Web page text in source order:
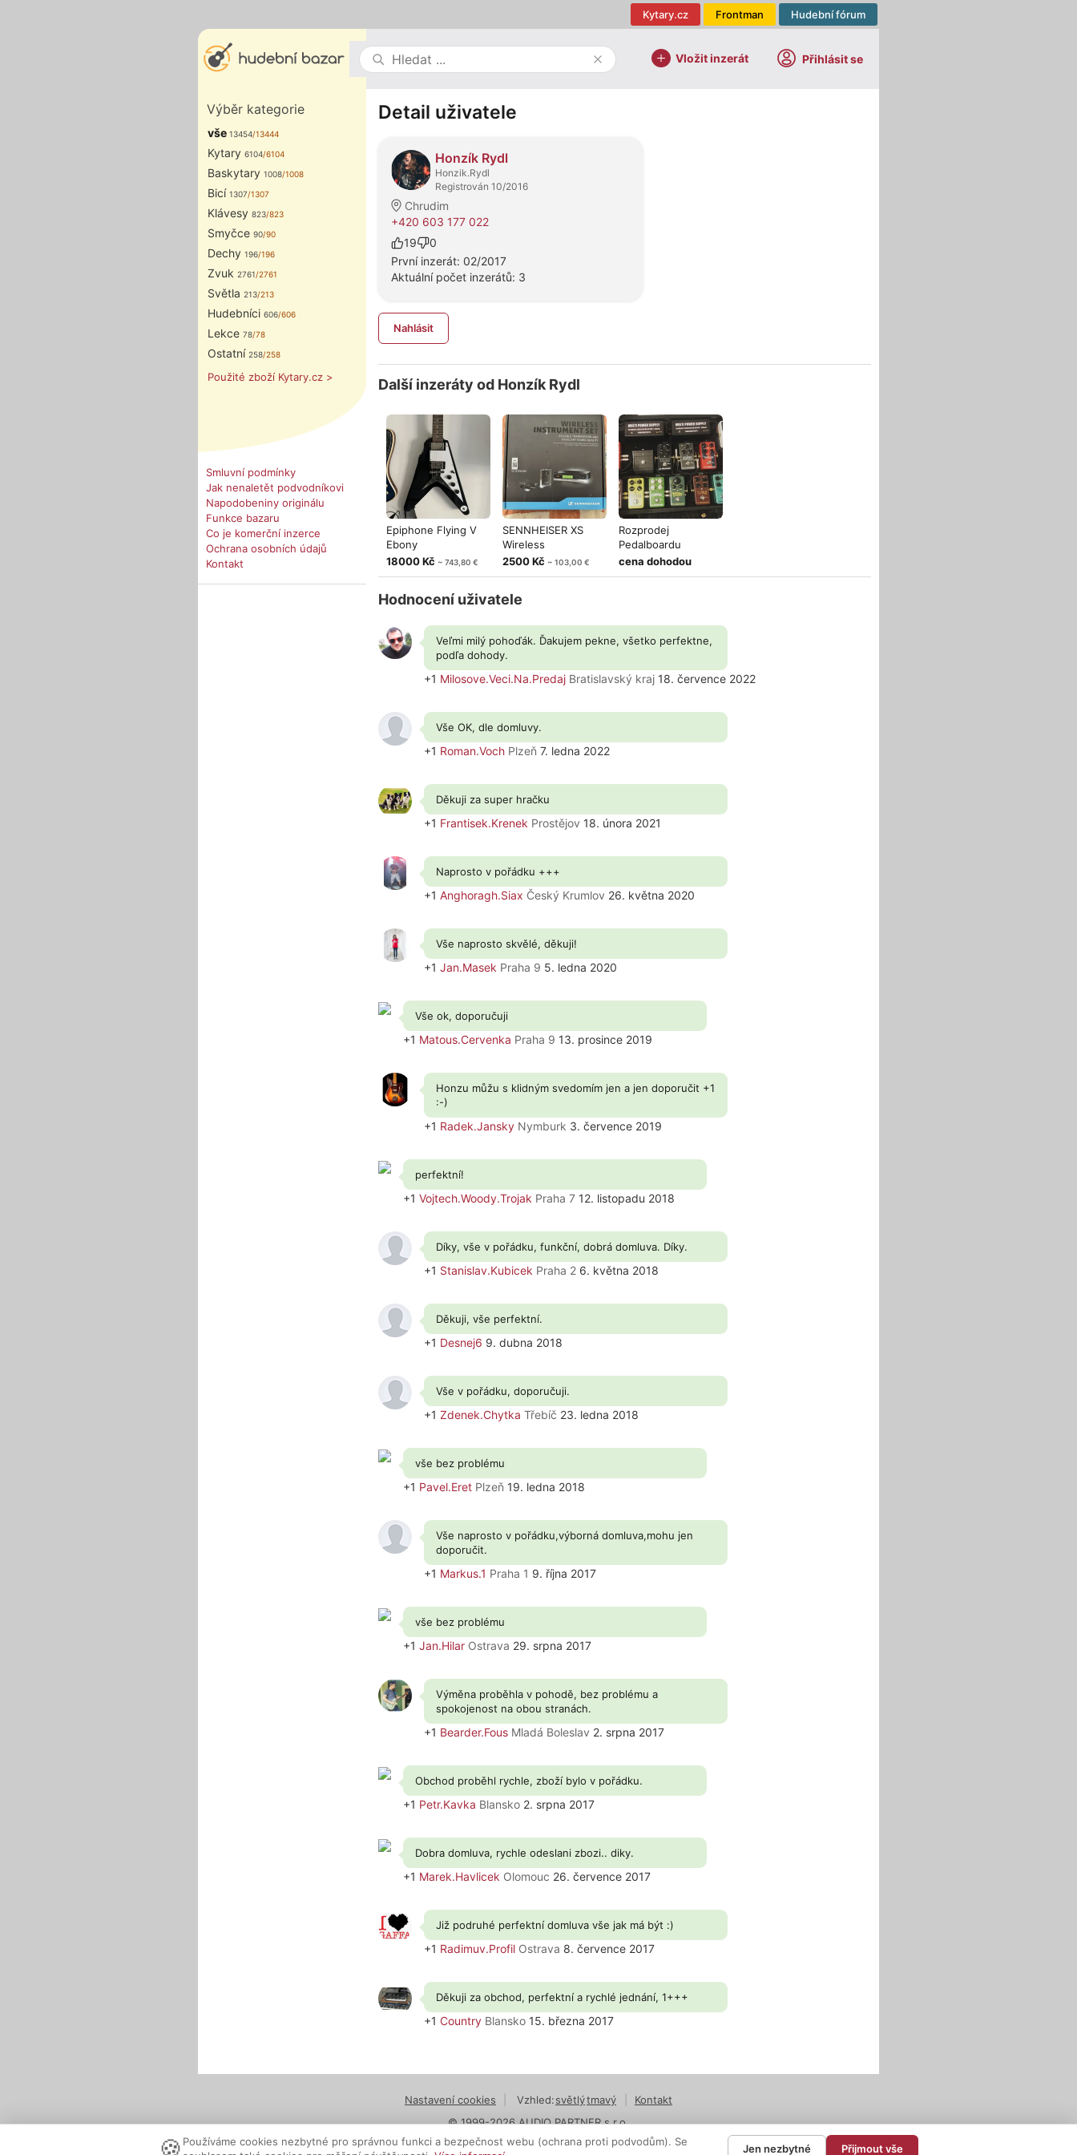
Hudební fórum
Frontman
Kytary.cz
Vložit inzerát Přihlásit se
Výběr kategorie
vše 13454/13444
Kytary 6104/6104
Baskytary 1008/1008
Bicí 1307/1307
Klávesy 823/823
Smyčce 90/90
Dechy 196/196
Zvuk 2761/2761
Světla 213/213
Hudebníci 606/606
Lekce 78/78
Ostatní 258/258
Použité zboží Kytary.cz >
Smluvní podmínky
Jak nenaletět podvodníkovi
Napodobeniny originálu
Funkce bazaru
Co je komerční inzerce
Ochrana osobních údajů
Kontakt
Detail uživatele
Honzík Rydl
Honzik.Rydl
Registrován 10/2016
Chrudim
+420 603 177 022
19
0
První inzerát: 02/2017
Aktuální počet inzerátů: 3
Nahlásit
Další inzeráty od Honzík Rydl
Epiphone Flying V
Ebony
18000 Kč ~ 743,80 €
SENNHEISER XS
Wireless
2500 Kč ~ 103,00 €
Rozprodej
Pedalboardu
cena dohodou
Hodnocení uživatele
Veľmi milý pohoďák. Ďakujem pekne, všetko perfektne,
podľa dohody.
+1 Milosove.Veci.Na.Predaj Bratislavský kraj 18. července 2022
Vše OK, dle domluvy.
+1 Roman.Voch Plzeň 7. ledna 2022
Děkuji za super hračku
+1 Frantisek.Krenek Prostějov 18. února 2021
Naprosto v pořádku +++
+1 Anghoragh.Siax Český Krumlov 26. května 2020
Vše naprosto skvělé, děkuji!
+1 Jan.Masek Praha 9 5. ledna 2020
Vše ok, doporučuji
+1 Matous.Cervenka Praha 9 13. prosince 2019
Honzu můžu s klidným svedomím jen a jen doporučit +1
:-)
+1 Radek.Jansky Nymburk 3. července 2019
perfektní!
+1 Vojtech.Woody.Trojak Praha 7 12. listopadu 2018
Díky, vše v pořádku, funkční, dobrá domluva. Díky.
+1 Stanislav.Kubicek Praha 2 6. května 2018
Děkuji, vše perfektní.
+1 Desnej6 9. dubna 2018
Vše v pořádku, doporučuji.
+1 Zdenek.Chytka Třebíč 23. ledna 2018
vše bez problému
+1 Pavel.Eret Plzeň 19. ledna 2018
Vše naprosto v pořádku,výborná domluva,mohu jen
doporučit.
+1 Markus.1 Praha 1 9. října 2017
vše bez problému
+1 Jan.Hilar Ostrava 29. srpna 2017
Výměna proběhla v pohodě, bez problému a
spokojenost na obou stranách.
+1 Bearder.Fous Mladá Boleslav 2. srpna 2017
Obchod proběhl rychle, zboží bylo v pořádku.
+1 Petr.Kavka Blansko 2. srpna 2017
Dobra domluva, rychle odeslani zbozi.. diky.
+1 Marek.Havlicek Olomouc 26. července 2017
Již podruhé perfektní domluva vše jak má být :)
+1 Radimuv.Profil Ostrava 8. července 2017
Děkuji za obchod, perfektní a rychlé jednání, 1+++
+1 Country Blansko 15. března 2017
Nastavení cookies Vzhled:světlýtmavý
Kontakt
© 1999-2026 AUDIO PARTNER s.r.o.
🍪 Používáme cookies nezbytné pro správnou funkci a bezpečnost webu (ochrana proti podvodům). Se
Jen nezbytné Přijmout vše